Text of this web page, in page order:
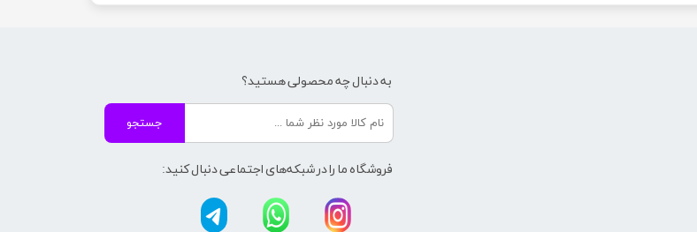
به دنبال چه محصولی هستید؟
جستجو
فروشگاه ما را در شبکه‌های اجتماعی دنبال کنید: